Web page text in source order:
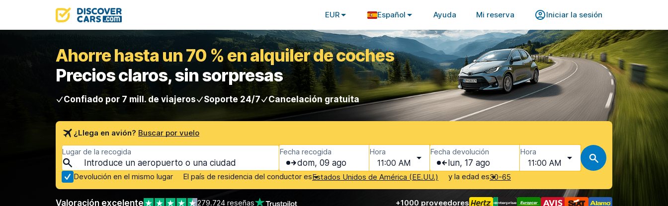
EUR Español Ayuda Mi reserva Iniciar la sesión
Ahorre hasta un 70 % en alquiler de coches
Precios claros, sin sorpresas
Confiado por 7 mill. de viajeros Soporte 24/7 Cancelación gratuita
¿Llega en avión? Buscar por vuelo
Lugar de la recogida
Devolución en el mismo lugar
Fecha recogida
dom, 09 ago
Hora
11:00 AM
Fecha devolución
lun, 17 ago
Hora
11:00 AM
El país de residencia del conductor esEstados Unidos de América (EE.UU.) y la edad es30-65
Valoración excelente 279.724 reseñas +1000 proveedores